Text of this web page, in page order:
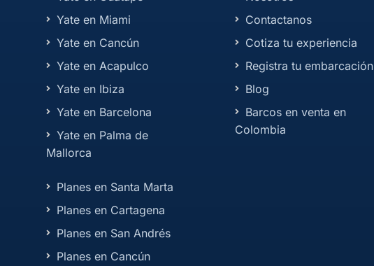
Yate en Miami
Yate en Cancún
Yate en Acapulco
Yate en Ibiza
Yate en Barcelona
Yate en Palma de
Mallorca
Planes en Santa Marta
Planes en Cartagena
Planes en San Andrés
Planes en Cancún
Contactanos
Cotiza tu experiencia
Registra tu embarcación
Blog
Barcos en venta en
Colombia